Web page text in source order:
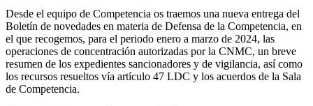
Desde el equipo de Competencia os traemos una nueva entrega del
Boletín de novedades en materia de Defensa de la Competencia, en
el que recogemos, para el periodo enero a marzo de 2024, las
operaciones de concentración autorizadas por la CNMC, un breve
resumen de los expedientes sancionadores y de vigilancia, así como
los recursos resueltos vía artículo 47 LDC y los acuerdos de la Sala
de Competencia.